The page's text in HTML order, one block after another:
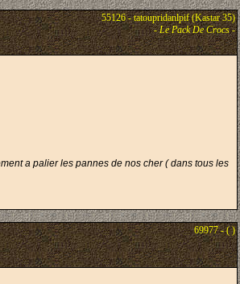
55126 - tatoupridanlpif (Kastar 35)
-Le Pack De Crocs-
a palier les pannes de nos cher ( dans tous les
69977 - ( )